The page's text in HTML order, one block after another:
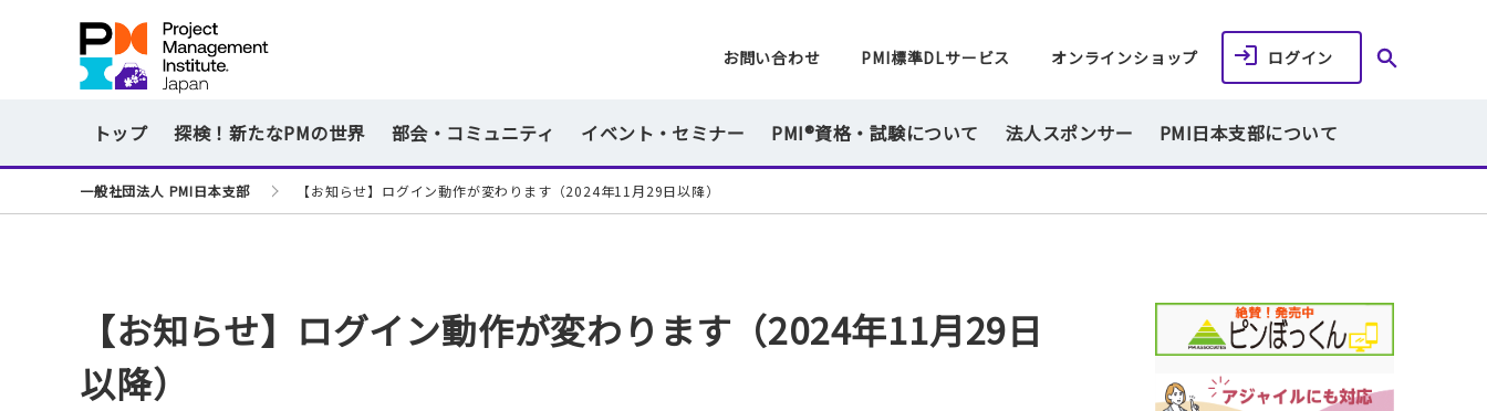
お問い合わせ PMI標準DLサービス オンラインショップ ログイン
トップ 探検！新たなPMの世界 部会・コミュニティ イベント・セミナー PMI®資格・試験について 法人スポンサー PMI日本支部について
一般社団法人 PMI日本支部 【お知らせ】ログイン動作が変わります（2024年11月29日以降）
【お知らせ】ログイン動作が変わります（2024年11月29日
以降）